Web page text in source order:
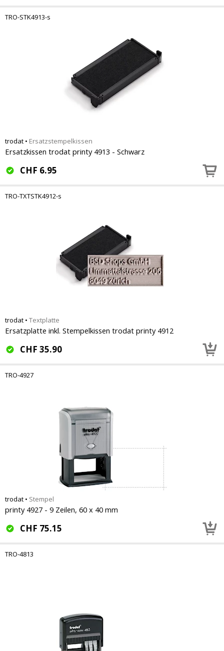
TRO-STK4913-s
trodat • Ersatzstempelkissen
Ersatzkissen trodat printy 4913 - Schwarz
CHF 6.95
TRO-TXTSTK4912-s
trodat • Textplatte
Ersatzplatte inkl. Stempelkissen trodat printy 4912
CHF 35.90
TRO-4927
trodat • Stempel
printy 4927 - 9 Zeilen, 60 x 40 mm
CHF 75.15
TRO-4813